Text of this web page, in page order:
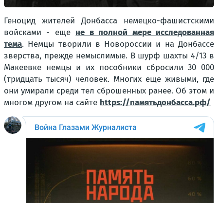
Геноцид жителей Донбасса немецко-фашистскими
войсками - еще не в полной мере исследованная
тема. Немцы творили в Новороссии и на Донбассе
зверства, прежде немыслимые. В шурф шахты 4/13 в
Макеевке немцы и их пособники сбросили 30 000
(тридцать тысяч) человек. Многих еще живыми, где
они умирали среди тел сброшенных ранее. Об этом и
многом другом на сайте https://памятьдонбасса.рф/